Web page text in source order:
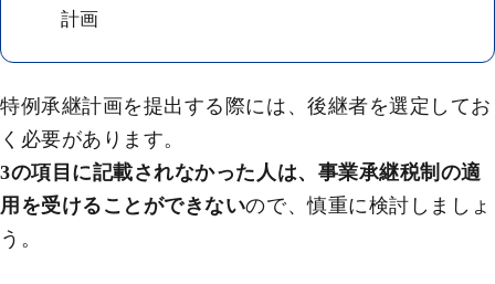
計画
特例承継計画を提出する際には、後継者を選定してお
く必要があります。
3の項目に記載されなかった人は、事業承継税制の適
用を受けることができないので、慎重に検討しましょ
う。